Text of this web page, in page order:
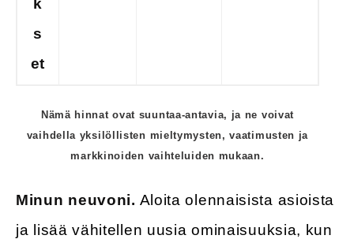
s
et
Nämä hinnat ovat suuntaa-antavia, ja ne voivat
vaihdella yksilöllisten mieltymysten, vaatimusten ja
markkinoiden vaihteluiden mukaan.
Minun neuvoni. Aloita olennaisista asioista
ja lisää vähitellen uusia ominaisuuksia, kun